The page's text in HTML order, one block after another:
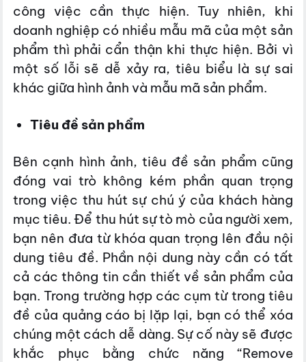
công việc cần thực hiện. Tuy nhiên, khi
doanh nghiệp có nhiều mẫu mã của một sản
phẩm thì phải cẩn thận khi thực hiện. Bởi vì
một số lỗi sẽ dễ xảy ra, tiêu biểu là sự sai
khác giữa hình ảnh và mẫu mã sản phẩm.
Tiêu đề sản phẩm
Bên cạnh hình ảnh, tiêu đề sản phẩm cũng
đóng vai trò không kém phần quan trọng
trong việc thu hút sự chú ý của khách hàng
mục tiêu. Để thu hút sự tò mò của người xem,
bạn nên đưa từ khóa quan trọng lên đầu nội
dung tiêu đề. Phần nội dung này cần có tất
cả các thông tin cần thiết về sản phẩm của
bạn. Trong trường hợp các cụm từ trong tiêu
đề của quảng cáo bị lặp lại, bạn có thể xóa
chúng một cách dễ dàng. Sự cố này sẽ được
khắc phục bằng chức năng “Remove